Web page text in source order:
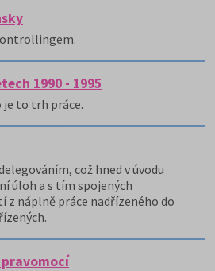
1990 - 1995
je to trh práce.
což hned v úvodu
úloh a s tím spojených
z náplně práce nadřízeného do